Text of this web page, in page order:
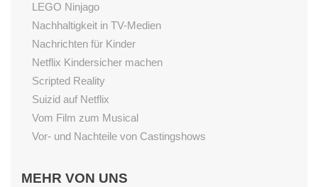
LEGO Ninjago
Nachhaltigkeit in TV-Medien
Nachrichten für Kinder
Netflix Kindersicher machen
Scripted Reality
Suizid auf Netflix
Vom Film zum Musical
Vor- und Nachteile von Castingshows
LESEN
MEHR VON UNS